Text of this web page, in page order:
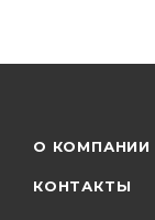
О КОМПАНИИ
КОНТАКТЫ